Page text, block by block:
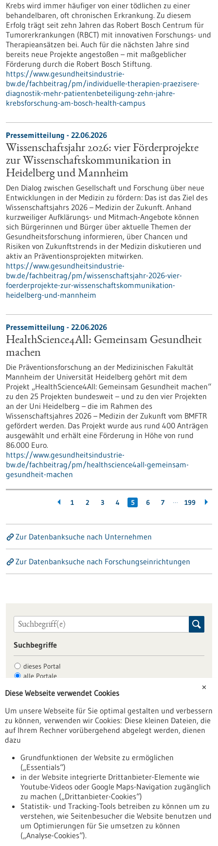
Krebs wird immer häufiger von einer tödlichen zu einer
behandelbaren, oft chronischen Erkrankung. Zu diesem
Erfolg trägt seit zehn Jahren das Robert Bosch Centrum für
Tumorerkrankungen (RBCT) mit innovativen Forschungs- und
Therapieansätzen bei. Auch für die nächsten Jahre sind
bereits neue Projekte angestoßen – mit maßgeblicher
Förderung durch die Robert Bosch Stiftung.
https://www.gesundheitsindustrie-
bw.de/fachbeitrag/pm/individuelle-therapien-praezisere-
diagnostik-mehr-patientenbeteiligung-zehn-jahre-
krebsforschung-am-bosch-health-campus
Pressemitteilung - 22.06.2026
Wissenschaftsjahr 2026: vier Förderprojekte
zur Wissenschaftskommunikation in
Heidelberg und Mannheim
Den Dialog zwischen Gesellschaft und Forschung über neue
Entwicklungen in der Medizin zu fördern: Das ist das Ziel des
Wissenschaftsjahrs 2026 – Medizin der Zukunft. Anhand
kurzweiliger Aufklärungs- und Mitmach-Angebote können
sich Bürgerinnen und Bürger über aktuelle Themen der
Gesundheitsforschung informieren, über Chancen und
Risiken von Zukunftstrends in der Medizin diskutieren und
aktiv an Präventionsprojekten mitwirken.
https://www.gesundheitsindustrie-
bw.de/fachbeitrag/pm/wissenschaftsjahr-2026-vier-
foerderprojekte-zur-wissenschaftskommunikation-
heidelberg-und-mannheim
Pressemitteilung - 22.06.2026
HealthScience4All: Gemeinsam Gesundheit
machen
Die Präventionsforschung an der Medizinischen Fakultät
Mannheim der Universität Heidelberg gehört mit dem
Projekt „HealthScience4All: Gemeinsam Gesundheit machen“
zu den 25 Projekten bundesweit – und zu den vier Projekten
an der Uni Heidelberg – die im Rahmen des
Wissenschaftsjahres 2026 – Medizin der Zukunft vom BMFTR
gefördert werden. Das Projekt wurde aus rund 400 Anträgen
ausgewählt und erhält eine Förderung in Höhe von rund
86.000 Euro.
https://www.gesundheitsindustrie-
bw.de/fachbeitrag/pm/healthscience4all-gemeinsam-
gesundheit-machen
1 2 3 4 5 6 7 … 199
Zur Datenbanksuche nach Unternehmen
Zur Datenbanksuche nach Forschungseinrichtungen
Suchbegriffe
dieses Portal
alle Portale
Allgemein
Fachbeiträge
Förderungen
Veranstaltungen
Erscheinungsdatum
zurücksetzen
anzeigen
✕
Diese Webseite verwendet Cookies
Um unsere Webseite für Sie optimal gestalten und verbessern
zu können, verwenden wir Cookies: Diese kleinen Dateien, die
auf Ihrem Rechner vorübergehend abgelegt werden, dienen
dazu
Grundfunktionen der Website zu ermöglichen
(„Essentials“)
in der Website integrierte Drittanbieter-Elemente wie
Youtube-Videos oder Google Maps-Navigation zugänglich
zu machen („Drittanbieter-Cookies“)
Statistik- und Tracking-Tools betreiben zu können um zu
verstehen, wie Seitenbesucher die Website benutzen und
um Optimierungen für Sie umsetzen zu können
(„Analyse-Cookies“).